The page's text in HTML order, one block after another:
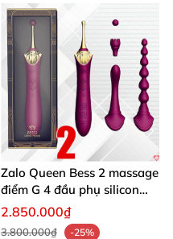
Zalo Queen Bess 2 massage
điểm G 4 đầu phụ silicon
cao cấp rung nóng
2.850.000₫
3.800.000₫
-25%